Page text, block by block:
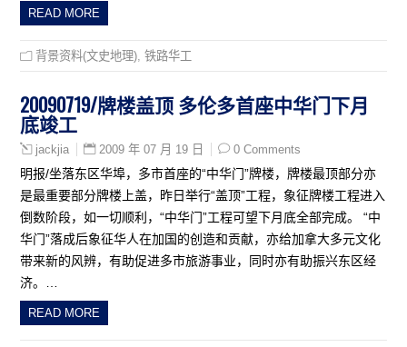
READ MORE
背景资料(文史地理) ,铁路华工
20090719/牌楼盖顶 多伦多首座中华门下月
底竣工
jackjia 2009 年 07 月 19 日 0 Comments
明报/坐落东区华埠，多市首座的“中华门”牌楼，牌楼最顶部分亦
是最重要部分牌楼上盖，昨日举行“盖顶”工程，象征牌楼工程进入
倒数阶段，如一切顺利，“中华门”工程可望下月底全部完成。 “中
华门”落成后象征华人在加国的创造和贡献，亦给加拿大多元文化
带来新的风辨，有助促进多市旅游事业，同时亦有助振兴东区经
济。…
READ MORE